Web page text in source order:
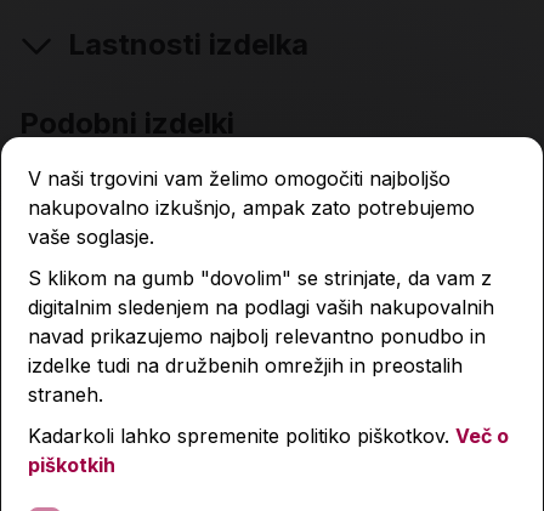
Lastnosti izdelka
Podobni izdelki
V naši trgovini vam želimo omogočiti najboljšo
nakupovalno izkušnjo, ampak zato potrebujemo
vaše soglasje.
S klikom na gumb "dovolim" se strinjate, da vam z
digitalnim sledenjem na podlagi vaših nakupovalnih
navad prikazujemo najbolj relevantno ponudbo in
izdelke tudi na družbenih omrežjih in preostalih
straneh.
Kadarkoli lahko spremenite politiko piškotkov. Več o
piškotkih